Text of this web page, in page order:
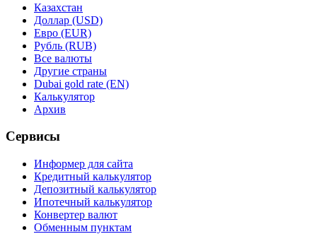
Казахстан
Доллар (USD)
Евро (EUR)
Рубль (RUB)
Все валюты
Другие страны
Dubai gold rate (EN)
Калькулятор
Архив
Сервисы
Информер для сайта
Кредитный калькулятор
Депозитный калькулятор
Ипотечный калькулятор
Конвертер валют
Обменным пунктам